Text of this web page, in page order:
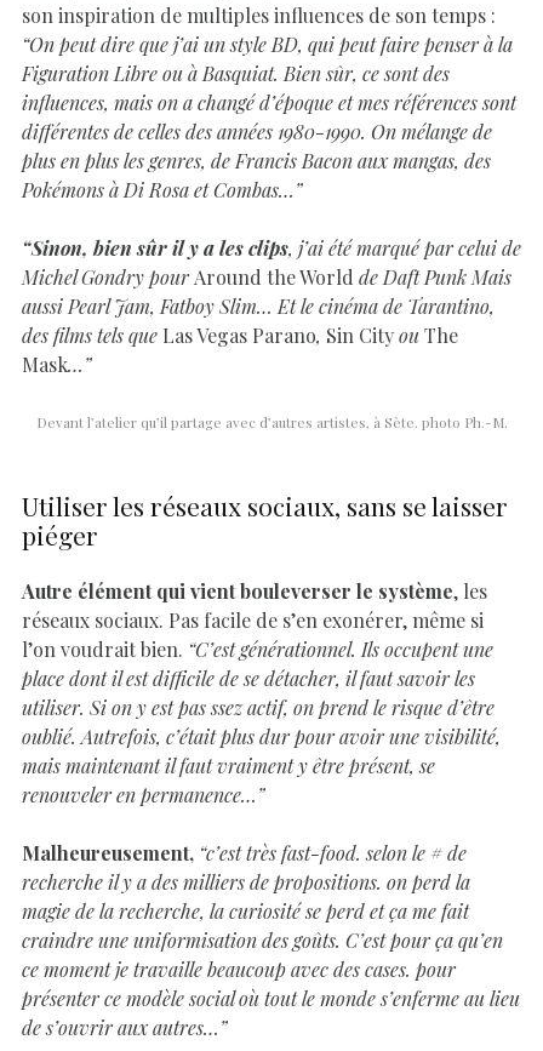
son inspiration de multiples influences de son temps :
“On peut dire que j’ai un style BD, qui peut faire penser à la
Figuration Libre ou à Basquiat. Bien sûr, ce sont des
influences, mais on a changé d’époque et mes références sont
différentes de celles des années 1980-1990. On mélange de
plus en plus les genres, de Francis Bacon aux mangas, des
Pokémons à Di Rosa et Combas…”
“Sinon, bien sûr il y a les clips, j’ai été marqué par celui de
Michel Gondry pour Around the World de Daft Punk Mais
aussi Pearl Jam, Fatboy Slim… Et le cinéma de Tarantino,
des films tels que Las Vegas Parano, Sin CityouThe
Mask…”
Devant l’atelier qu’il partage avec d’autres artistes, à Sète. photo Ph.-M.
Utiliser les réseaux sociaux, sans se laisser
piéger
Autre élément qui vient bouleverser le système, les
réseaux sociaux. Pas facile de s’en exonérer, même si
l’on voudrait bien. “C’est générationnel. Ils occupent une
place dont il est difficile de se détacher, il faut savoir les
utiliser. Si on y est pas ssez actif, on prend le risque d’être
oublié. Autrefois, c’était plus dur pour avoir une visibilité,
mais maintenant il faut vraiment y être présent, se
renouveler en permanence…”
Malheureusement, “c’est très fast-food. selon le # de
recherche il y a des milliers de propositions. on perd la
magie de la recherche, la curiosité se perd et ça me fait
craindre une uniformisation des goûts. C’est pour ça qu’en
ce moment je travaille beaucoup avec des cases. pour
présenter ce modèle social où tout le monde s’enferme au lieu
de s’ouvrir aux autres…”